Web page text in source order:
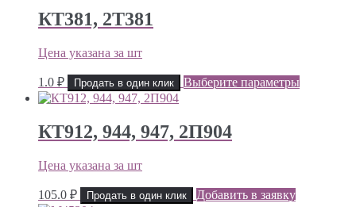
КТ381, 2Т381
Цена указана за шт
1.0 ₽ Продать в один клик Выберите параметры
КТ912, 944, 947, 2П904
Цена указана за шт
105.0 ₽ Продать в один клик Добавить в заявку